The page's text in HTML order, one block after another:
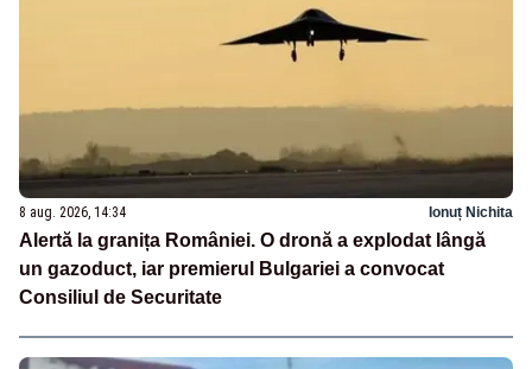
8 aug. 2026, 14:34 Ionuț Nichita
Alertă la granița României. O dronă a explodat lângă
un gazoduct, iar premierul Bulgariei a convocat
Consiliul de Securitate